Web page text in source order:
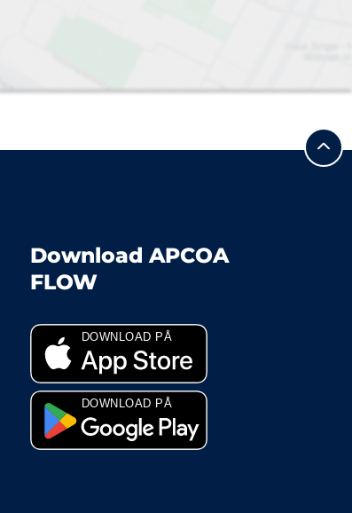
Download APCOA
FLOW